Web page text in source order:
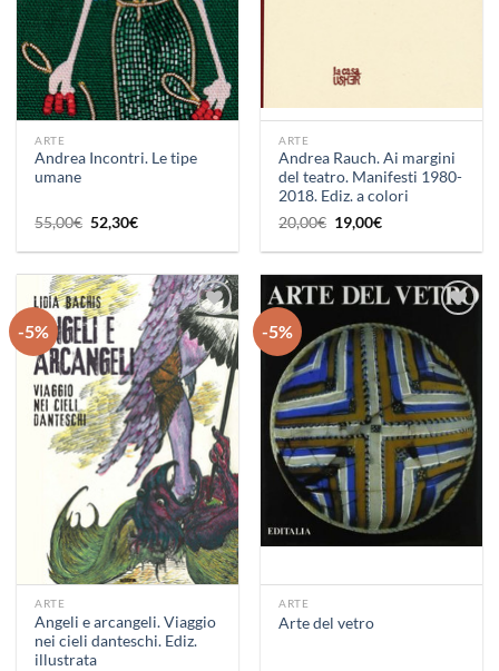
ARTE
Andrea Incontri. Le tipe
umane
55,00€ Il
prezzo
originale
55,00€.
52,30€Il
attuale
52,30€.
ARTE
Andrea Rauch. Ai margini
del teatro. Manifesti 1980-
2018. Ediz. a colori
20,00€ Il
prezzo
originale
20,00€.
19,00€Il
attuale
19,00€.
-5%
Aggiungi
alla lista
dei
desideri
ARTE
Angeli e arcangeli. Viaggio
nei cieli danteschi. Ediz.
illustrata
-5%
Aggiungi
alla lista
dei
desideri
ARTE
Arte del vetro